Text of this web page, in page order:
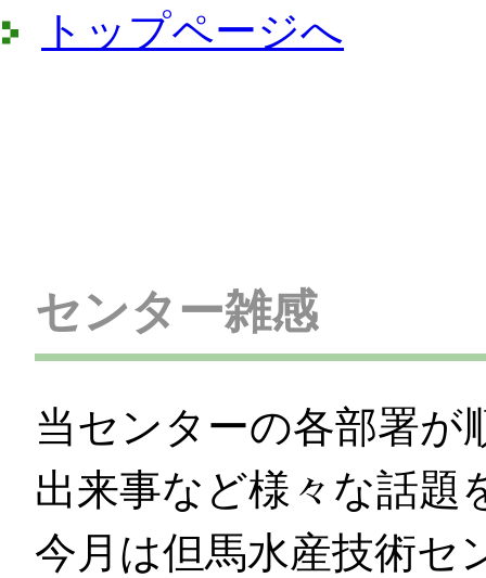
トップページへ
センター雑感
当センターの各部署が
出来事など様々な話題
今月は但馬水産技術